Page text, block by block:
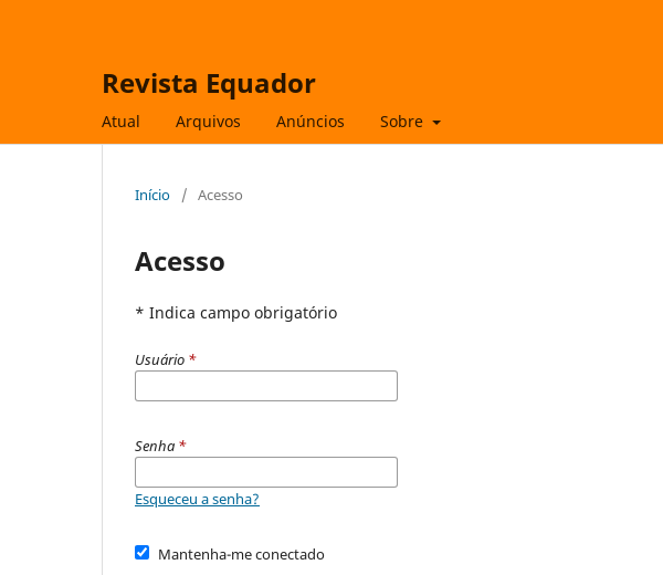
Revista Equador
Atual Arquivos Anúncios Sobre
Início / Acesso
Acesso
* Indica campo obrigatório
Usuário *
Senha *
Esqueceu a senha?
Mantenha-me conectado